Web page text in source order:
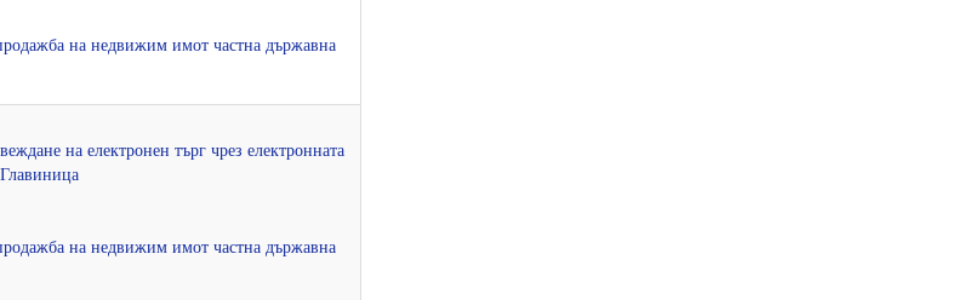
на недвижим имот частна държавна
на електронен търг чрез електронната
на недвижим имот частна държавна